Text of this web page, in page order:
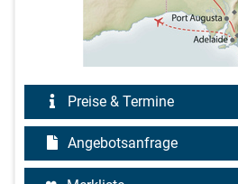
Preise & Termine
Angebotsanfrage